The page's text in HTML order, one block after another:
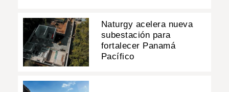
Naturgy acelera nueva
subestación para
fortalecer Panamá
Pacífico